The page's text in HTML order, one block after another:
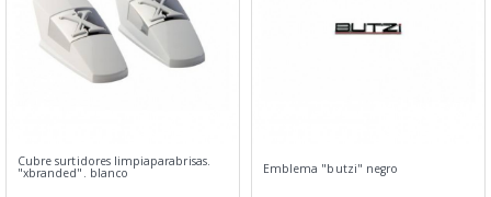
Cubre surtidores limpiaparabrisas.
"xbranded". blanco Emblema "butzi" negro